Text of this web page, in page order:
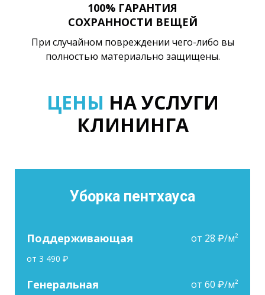
100% ГАРАНТИЯ
СОХРАННОСТИ ВЕЩЕЙ
При случайном повреждении чего-либо вы
полностью материально защищены.
ЦЕНЫ НА УСЛУГИ
КЛИНИНГА
Уборка пентхауса
Поддерживающая от 28 ₽/м²
от 3 490 ₽
Генеральная от 60 ₽/м²